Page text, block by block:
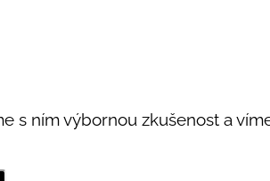
s ním výbornou zkušenost a